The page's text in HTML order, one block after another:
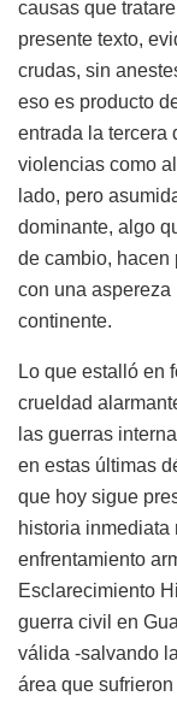
causas que
presente texto,
crudas, sin
eso es producto
entrada la tercera
violencias como
lado, pero
dominante, algo
de cambio, hacen
con una aspereza
continente.
Lo que estalló en
crueldad
las guerras
en estas últimas
que hoy sigue
historia inmediata
enfrentamiento
Esclarecimiento
guerra civil en
válida -salvando
área que